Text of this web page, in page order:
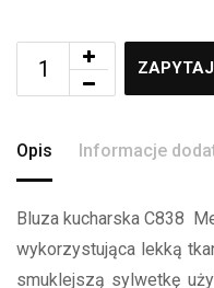
Opis Informacje
Bluza kucharska C838
wykorzystująca lekką
smuklejszą sylwetkę